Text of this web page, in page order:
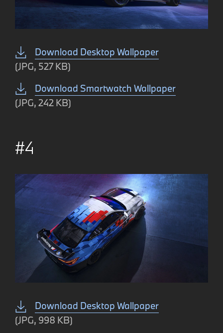
Download Desktop Wallpaper
(JPG, 527 KB)
Download Smartwatch Wallpaper
(JPG, 242 KB)
#4
Download Desktop Wallpaper
(JPG, 998 KB)